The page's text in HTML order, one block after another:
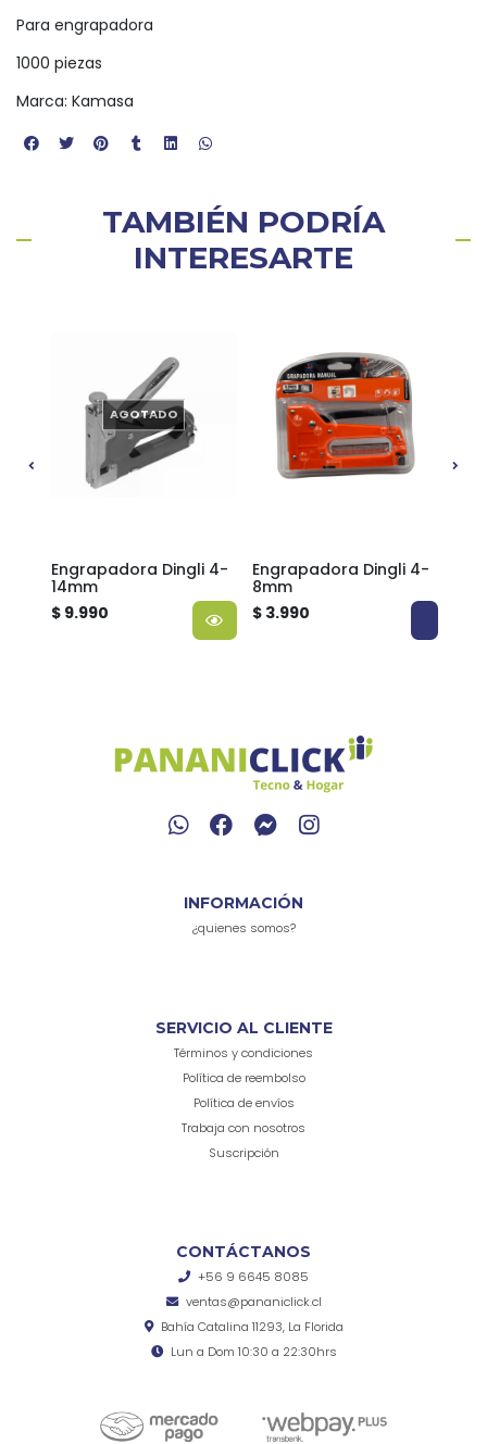
Para engrapadora
1000 piezas
Marca: Kamasa
TAMBIÉN PODRÍA
INTERESARTE
AGOTADO
Engrapadora Dingli 4-
14mm
$ 9.990
Engrapadora Dingli 4-
8mm
$ 3.990
INFORMACIÓN
¿quienes somos?
SERVICIO AL CLIENTE
Términos y condiciones
Política de reembolso
Política de envíos
Trabaja con nosotros
Suscripción
CONTÁCTANOS
+56 9 6645 8085
ventas@pananiclick.cl
Bahía Catalina 11293, La Florida
Lun a Dom 10:30 a 22:30hrs